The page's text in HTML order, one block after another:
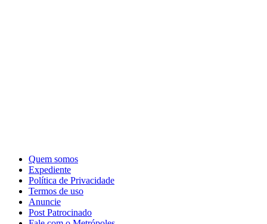
Quem somos
Expediente
Política de Privacidade
Termos de uso
Anuncie
Post Patrocinado